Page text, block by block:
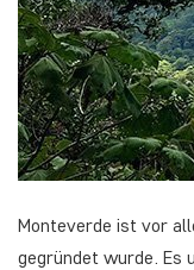
Monteverde ist vor
gegründet wurde. Es